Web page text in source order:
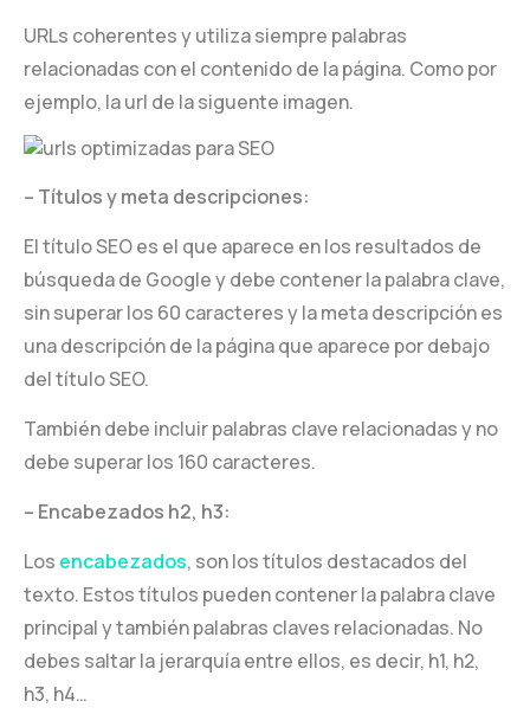
URLs coherentes y utiliza siempre palabras
relacionadas con el contenido de la página. Como por
ejemplo, la url de la siguente imagen.
– Títulos y meta descripciones:
El título SEO es el que aparece en los resultados de
búsqueda de Google y debe contener la palabra clave,
sin superar los 60 caracteres y la meta descripción es
una descripción de la página que aparece por debajo
del título SEO.
También debe incluir palabras clave relacionadas y no
debe superar los 160 caracteres.
– Encabezados h2, h3:
Los encabezados, son los títulos destacados del
texto. Estos títulos pueden contener la palabra clave
principal y también palabras claves relacionadas. No
debes saltar la jerarquía entre ellos, es decir, h1, h2,
h3, h4…